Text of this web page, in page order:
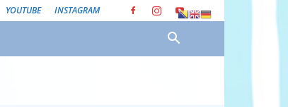
YOUTUBE INSTAGRAM